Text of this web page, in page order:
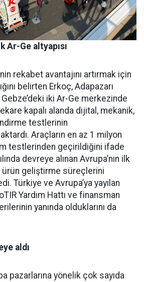
Ar-Ge altyapısı
reka­bet avantajını artırmak için
belirten Erkoç, Adapazarı
iki Ar-Ge mer­kezinde
kapalı alanda dijital, mekanik,
test­lerinin
Araçların en az 1 milyon
testlerin­den geçirildiğini ifade
devreye alınan Avrupa’nın ilk
geliştirme süreçlerini
Türkiye ve Avrupa’ya yayılan
Yardım Hattı ve finansman
yanında olduklarını da
aldı
pazar­larına yönelik çok sayıda